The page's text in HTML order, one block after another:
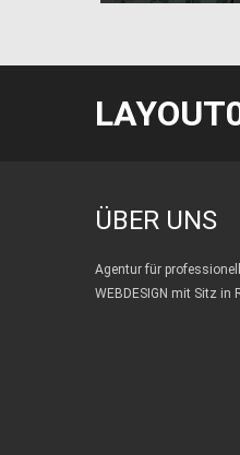
ÜBER UNS
Agentur für
WEBDESIGN mit Sitz in